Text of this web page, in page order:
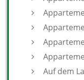
Auf dem